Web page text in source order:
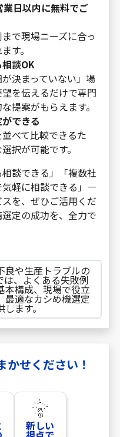
日以内に無料でご
で現場ニーズに合っ
す。
談OK
決まっていない」場
を伝えるだけで専門
提案がもらえます。
できる
べて比較できるた
択が可能です。
相談できる」「複数社
軽に相談できる」—
を、ぜひご活用くだ
定の成功を、全力で
良や生産トラブルの
は、よくある失敗例
本構成、現場で役立
最適なカシめ機選定
ます。
かせください！
新しい